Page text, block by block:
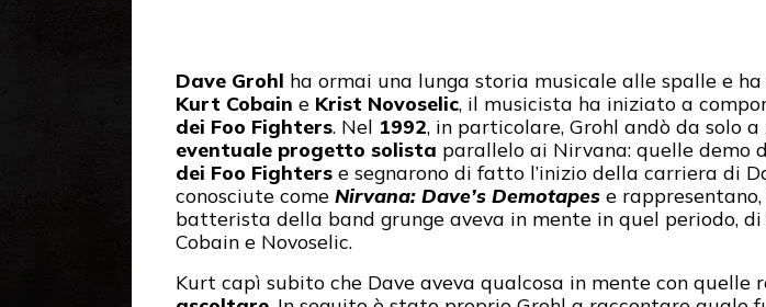
Dave Grohl ha ormai una lunga storia musicale alle spalle e
Kurt Cobain e Krist Novoselic, il musicista ha iniziato a
dei Foo Fighters. Nel 1992, in particolare, Grohl andò da solo a
eventuale progetto solista parallelo ai Nirvana: quelle demo
dei Foo Fighters e segnarono di fatto l’inizio della carriera di
conosciute come Nirvana: Dave’s Demotapes e
batterista della band grunge aveva in mente in quel periodo,
Cobain e Novoselic.
Kurt capì subito che Dave aveva qualcosa in mente con quelle